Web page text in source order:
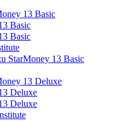
13 Basic
Basic
Basic
StarMoney 13 Basic
13 Deluxe
Deluxe
Deluxe